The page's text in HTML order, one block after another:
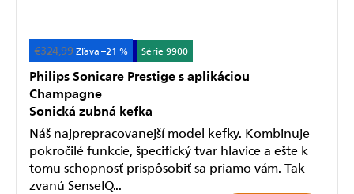
Akcia + 1 rok záruka Série 9900
€324,99 –21 %
Philips Sonicare Prestige s aplikáciou
Champagne
Sonická zubná kefka
Náš najprepracovanejší model kefky. Kombinuje
pokročilé funkcie, špecifický tvar hlavice a ešte k
tomu schopnosť prispôsobiť sa priamo vám. Tak
zvanú SenseIQ...